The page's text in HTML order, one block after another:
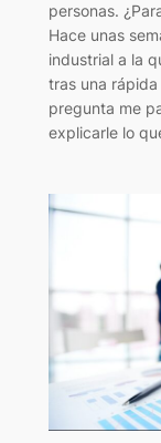
personas.
Hace unas
industrial a la
tras una
pregunta me
explicarle lo